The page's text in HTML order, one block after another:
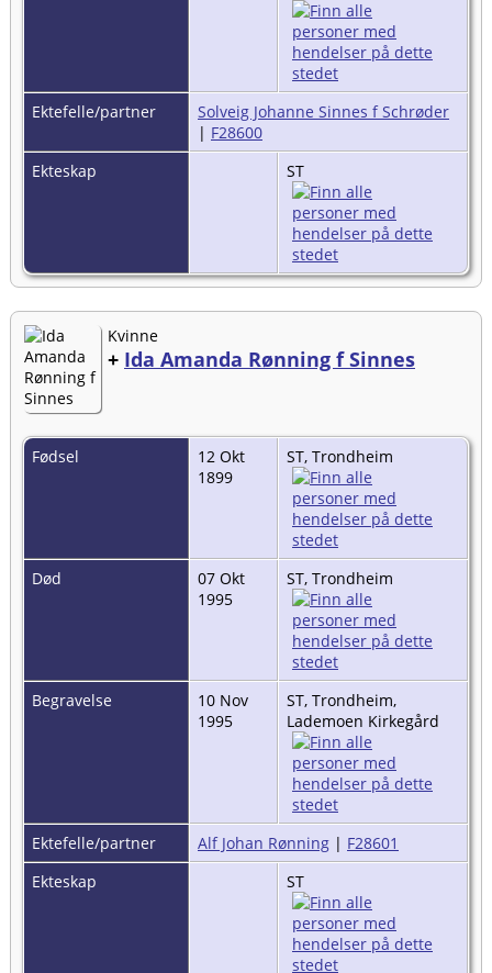
Ektefelle/partner
Solveig Johanne Sinnes f Schrøder
| F28600
Ekteskap
ST
Kvinne
+ Ida Amanda Rønning f Sinnes
Fødsel
12 Okt
1899
ST, Trondheim
Død
07 Okt
1995
ST, Trondheim
Begravelse
10 Nov
1995
ST, Trondheim,
Lademoen Kirkegård
Ektefelle/partner Alf Johan Rønning | F28601
Ekteskap
ST